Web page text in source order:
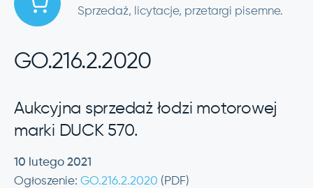
Sprzedaż, licytacje, przetargi pisemne.
GO.216.2.2020
Aukcyjna sprzedaż łodzi motorowej
marki DUCK 570.
10 lutego 2021
Ogłoszenie: GO.216.2.2020 (PDF)